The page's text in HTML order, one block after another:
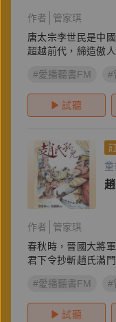
作者
管家琪
唐太宗李世民是中
超越前代，締造傲
#愛播聽書FM
#
試聽
作者
管家琪
春秋時，晉國大將
君下令抄斬趙氏滿
#愛播聽書FM #
試聽